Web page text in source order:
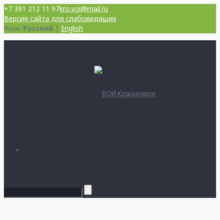
+7 391 212 11 97kro.voi@mail.ru
Версия сайта для слабовидящих
Язык: Русский | English